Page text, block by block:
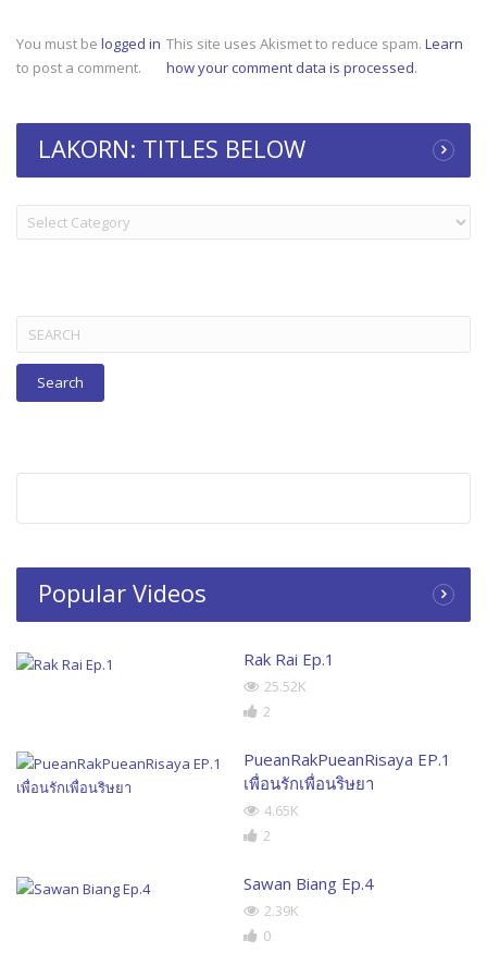
You must be logged in
to post a comment.
This site uses Akismet to reduce spam. Learn
how your comment data is processed.
LAKORN: TITLES BELOW
LAKORN:
TITLES
Search
for:
Popular Videos
Rak Rai Ep.1
25.52K
2
PueanRakPueanRisaya EP.1
เพื่อนรักเพื่อนริษยา
4.65K
2
Sawan Biang Ep.4
2.39K
0